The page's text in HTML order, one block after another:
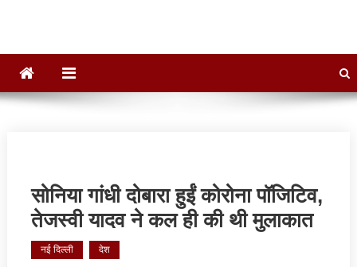
सोनिया गांधी दोबारा हुईं कोरोना पॉजिटिव,
तेजस्वी यादव ने कल ही की थी मुलाकात
नई दिल्ली देश